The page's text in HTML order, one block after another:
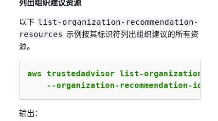
列出组织建议资源
以下 list-organization-recommendation-
resources 示例按其标识符列出组织建议的所有资
源。
aws trustedadvisor list-organization-
--organization-recommendation-
输出：